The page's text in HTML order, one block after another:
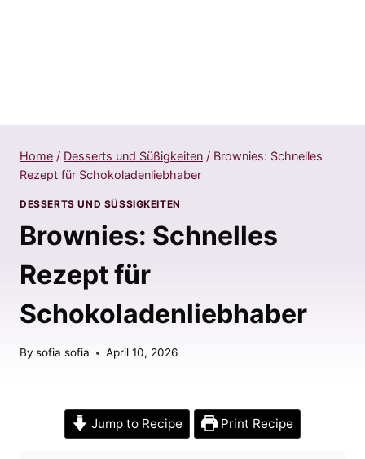
Home / Desserts und Süßigkeiten / Brownies: Schnelles
Rezept für Schokoladenliebhaber
DESSERTS UND SÜSSIGKEITEN
Brownies: Schnelles
Rezept für
Schokoladenliebhaber
By sofia sofia April 10, 2026
Jump to Recipe Print Recipe